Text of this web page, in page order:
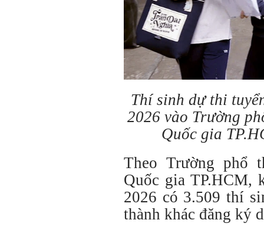
Thí sinh dự thi
2026 vào Trường
Quốc gia
Theo Trường phổ
Quốc gia TP.HCM,
2026 có 3.509 thí
thành khác đăng ký